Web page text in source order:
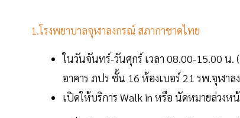
1.โรงพยาบาลจุฬาลงกรณ์ สภากาชาดไทย
ในวันจันทร์-วันศุกร์ เวลา 08.00-15.00 น
อาคาร ภปร ชั้น 16 ห้องเบอร์ 21 รพ.จุฬาล
เปิดให้บริการ Walk in หรือ นัดหมายล่วง